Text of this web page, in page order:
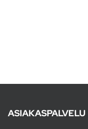
ASIAKASPALVELU